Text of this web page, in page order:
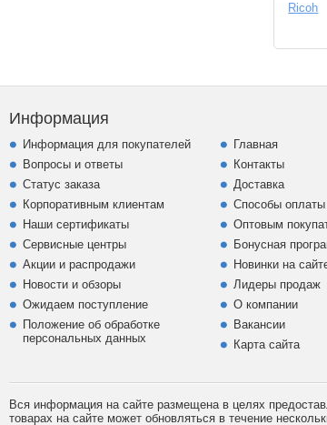
Ricoh
Информация
Информация для покупателей
Вопросы и ответы
Статус заказа
Корпоративным клиентам
Наши сертификаты
Сервисные центры
Акции и распродажи
Новости и обзоры
Ожидаем поступление
Положение об обработке
персональных данных
Главная
Контакты
Доставка
Способы оплаты
Оптовым
Бонусная
Новинки на
Лидеры продаж
О компании
Вакансии
Карта сайта
Вся информация на сайте размещена в целях
товарах на сайте может обновляться в течение